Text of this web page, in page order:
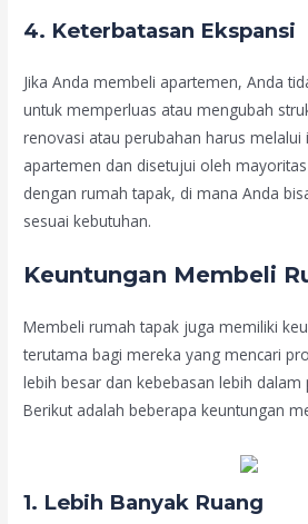
4. Keterbatasan Ekspansi
Jika Anda membeli apartemen, Anda
untuk memperluas atau mengubah
renovasi atau perubahan harus melalui
apartemen dan disetujui oleh
dengan rumah tapak, di mana Anda
sesuai kebutuhan.
Keuntungan Membeli
Membeli rumah tapak juga memiliki
terutama bagi mereka yang mencari
lebih besar dan kebebasan lebih
Berikut adalah beberapa keuntungan
1. Lebih Banyak Ruang